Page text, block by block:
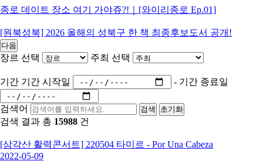
종로 데이트 장소 여기 가야쥬?!｜[와이리종로 Ep.01]
[원북성북] 2026 올해의 성북구 한 책 최종후보도서 공개!
다음
장르 선택 주최 선택
기간 기간 시작일 - 기간 종료일
검색어 검색 초기화
검색 결과 총 15988 건
[삼각산 활력콘서트] 220504 타미르 - Por Una Cabeza
2022-05-09